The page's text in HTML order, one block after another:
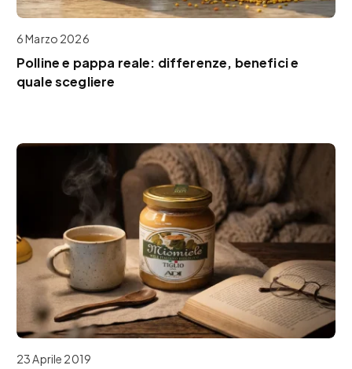
6 Marzo 2026
Polline e pappa reale: differenze, benefici e
quale scegliere
23 Aprile 2019